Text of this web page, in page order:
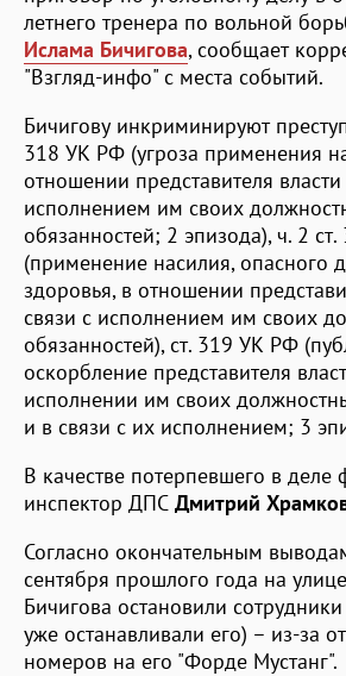
летнего тренера по вольной
Ислама Бичигова, сообщает
"Взгляд-инфо" с места событий.
Бичигову инкриминируют
318 УК РФ (угроза применения
отношении представителя власти
исполнением им своих
обязанностей; 2 эпизода), ч. 2
(применение насилия, опасного
здоровья, в отношении
связи с исполнением им своих
обязанностей), ст. 319 УК РФ
оскорбление представителя
исполнении им своих
и в связи с их исполнением; 3
В качестве потерпевшего в деле
инспектор ДПС Дмитрий
Согласно окончательным
сентября прошлого года на
Бичигова остановили
уже останавливали его) – из-за
номеров на его "Форде Мустанг".